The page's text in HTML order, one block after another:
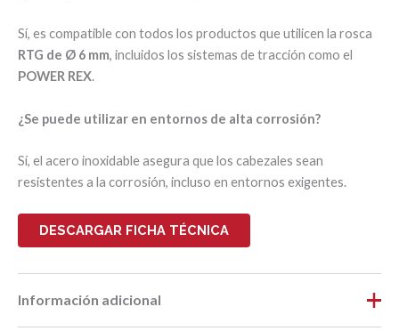
Sí, es compatible con todos los productos que utilicen la rosca
RTG de Ø 6 mm, incluidos los sistemas de tracción como el
POWER REX.
¿Se puede utilizar en entornos de alta corrosión?
Sí, el acero inoxidable asegura que los cabezales sean
resistentes a la corrosión, incluso en entornos exigentes.
DESCARGAR FICHA TÉCNICA
Información adicional